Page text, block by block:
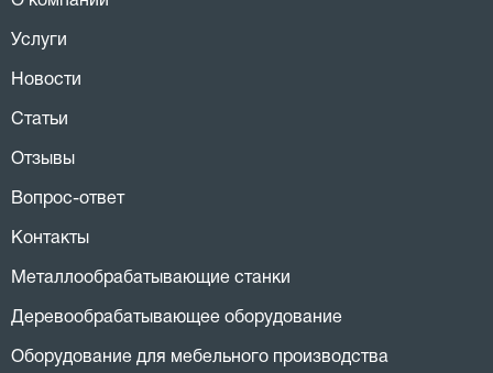
Услуги
Новости
Статьи
Отзывы
Вопрос-ответ
Контакты
Металлообрабатывающие станки
Деревообрабатывающее оборудование
Оборудование для мебельного производства